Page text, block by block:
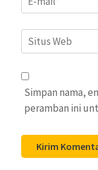
Situs
Web
Simpan nama,
peramban ini